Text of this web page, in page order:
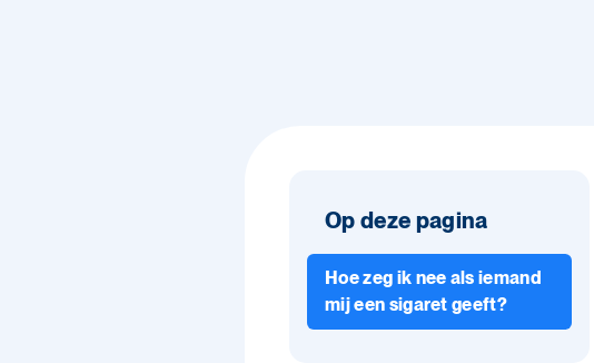
Op deze pagina
Hoe zeg ik nee als iemand
mij een sigaret geeft?